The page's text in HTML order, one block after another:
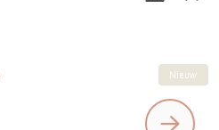
Nieuw